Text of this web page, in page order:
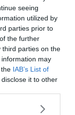
seeing
utilized by
parties prior to
the further
third parties on the
information may
IAB’s List of
it to other
or more Google
och ATACMS,
i
för en
en